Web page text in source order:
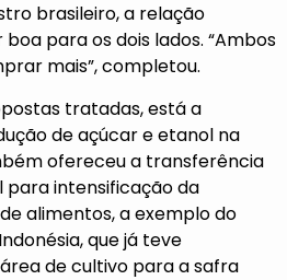
brasileiro, a relação
para os dois lados. “Ambos
mais”, completou.
tratadas, está a
de açúcar e etanol na
ofereceu a transferência
intensificação da
alimentos, a exemplo do
que já teve
de cultivo para a safra